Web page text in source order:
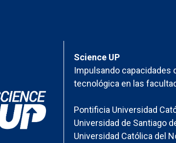
Science UP
Impulsando capacidades
tecnológica en las
Pontificia Universidad
Universidad de Santiago
Universidad Católica del